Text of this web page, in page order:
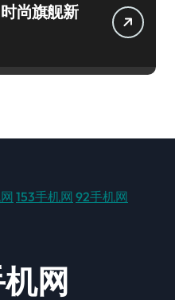
尚旗舰新
153手机网 92手机网
网